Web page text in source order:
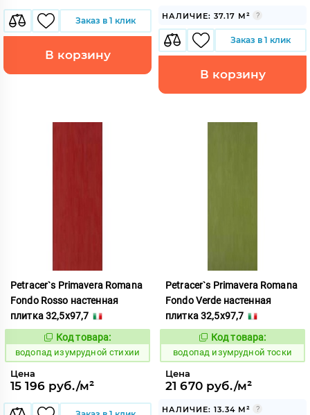
Заказ в 1 клик
В корзину
НАЛИЧИЕ: 37.17 М²
Заказ в 1 клик
В корзину
Petracer`s Primavera Romana
Fondo Rosso настенная
плитка 32,5x97,7
191848
Код товара:
водопад изумрудной стихии
Цена
15 196 руб./м²
Petracer`s Primavera Romana
Fondo Verde настенная
плитка 32,5x97,7
191856
Код товара:
водопад изумрудной тоски
Цена
21 670 руб./м²
НАЛИЧИЕ: 13.34 М²